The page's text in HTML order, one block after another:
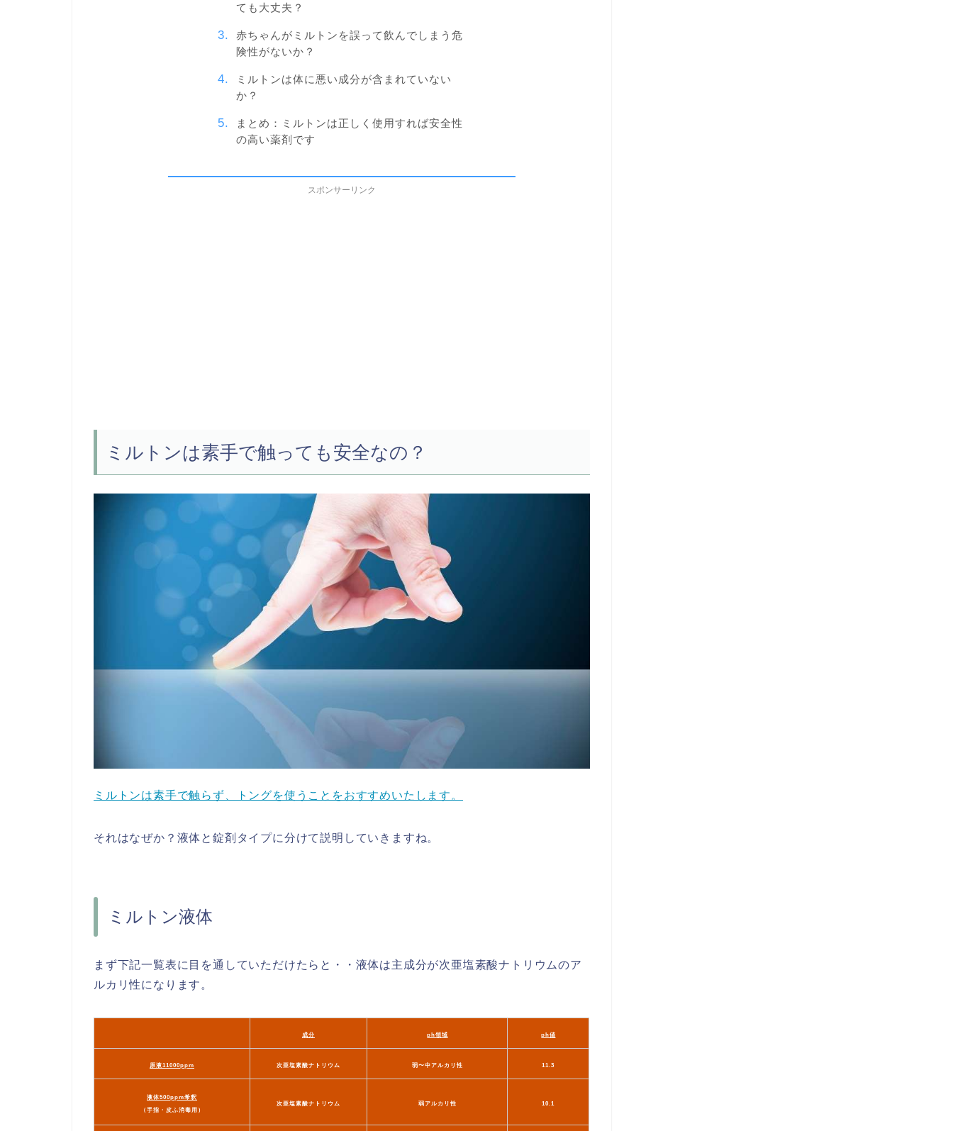
ても大丈夫？
赤ちゃんがミルトンを誤って飲んでしまう危
険性がないか？
ミルトンは体に悪い成分が含まれていない
か？
まとめ：ミルトンは正しく使用すれば安全性
の高い薬剤です
スポンサーリンク
ミルトンは素手で触っても安全なの？
ミルトンは素手で触らず、トングを使うことをおすすめいたします。
それはなぜか？液体と錠剤タイプに分けて説明していきますね。
ミルトン液体
まず下記一覧表に目を通していただけたらと・・液体は主成分が次亜塩素酸ナトリウムのア
ルカリ性になります。
成分 ph領域 ph値
原液11000ppm 次亜塩素酸ナトリウム 弱〜中アルカリ性 11.3
液体500ppm希釈
（手指・皮ふ消毒用）
次亜塩素酸ナトリウム 弱アルカリ性 10.1